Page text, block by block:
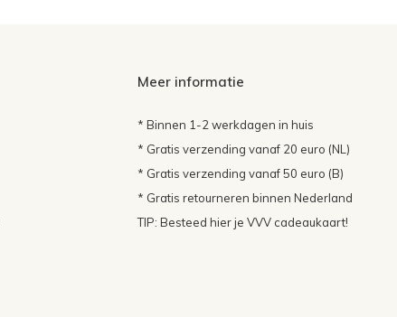
Meer informatie
* Binnen 1-2 werkdagen in huis
* Gratis verzending vanaf 20 euro (NL)
* Gratis verzending vanaf 50 euro (B)
* Gratis retourneren binnen Nederland
TIP: Besteed hier je VVV cadeaukaart!